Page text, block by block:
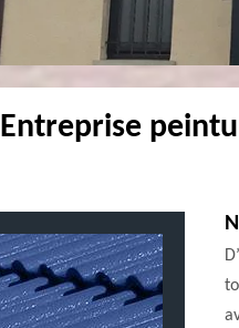
Entreprise